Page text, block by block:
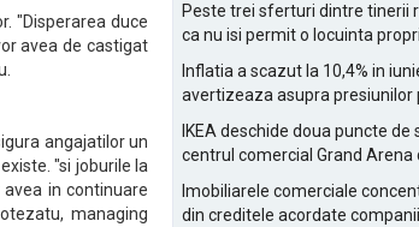
"Disperarea duce
avea de castigat
angajatilor un
"si joburile la
in continuare
managing
Peste trei sferturi dintre tinerii
ca nu isi permit o locuinta
Inflatia a scazut la 10,4% in
avertizeaza asupra presiunilor
IKEA deschide doua puncte de
centrul comercial Grand Arena
Imobiliarele comerciale
din creditele acordate